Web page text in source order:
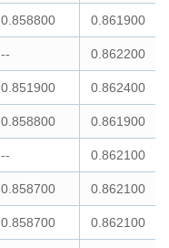
0.858800 0.861900
-- 0.862200
0.851900 0.862400
0.858800 0.861900
-- 0.862100
0.858700 0.862100
0.858700 0.862100